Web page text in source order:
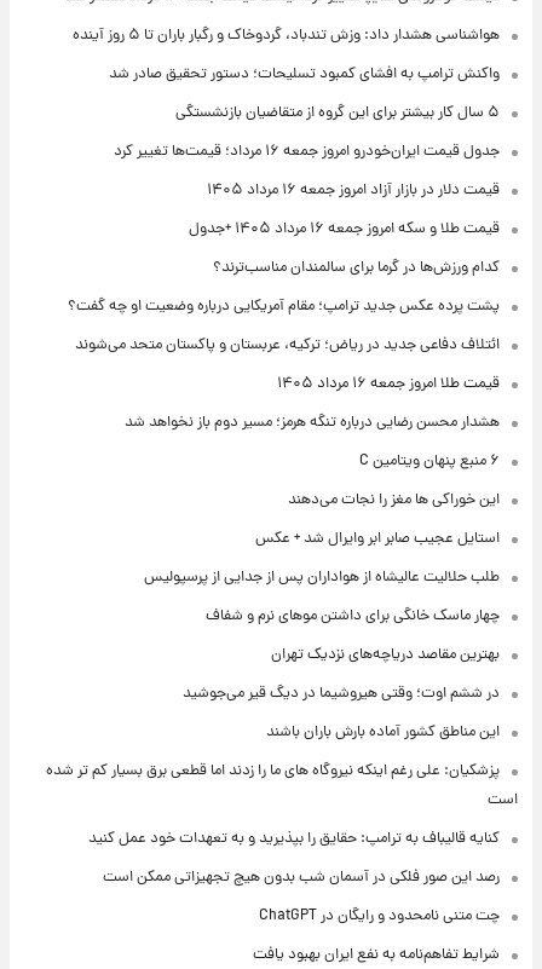
هواشناسی هشدار داد: وزش تندباد، گردوخاک و رگبار باران تا ۵ روز آینده
واکنش ترامپ به افشای کمبود تسلیحات؛ دستور تحقیق صادر شد
۵ سال کار بیشتر برای این گروه از متقاضیان بازنشستگی
جدول قیمت ایران‌خودرو امروز جمعه ۱۶ مرداد؛ قیمت‌ها تغییر کرد
قیمت دلار در بازار آزاد امروز جمعه ۱۶ مرداد ۱۴۰۵
قیمت طلا و سکه امروز جمعه ۱۶ مرداد ۱۴۰۵ +جدول
کدام ورزش‌ها در گرما برای سالمندان مناسب‌ترند؟
پشت پرده عکس جدید ترامپ؛ مقام آمریکایی درباره وضعیت او چه گفت؟
ائتلاف دفاعی جدید در ریاض؛ ترکیه، عربستان و پاکستان متحد می‌شوند
قیمت طلا امروز جمعه ۱۶ مرداد ۱۴۰۵
هشدار محسن رضایی درباره تنگه هرمز؛ مسیر دوم باز نخواهد شد
۶ منبع پنهان ویتامین C
این خوراکی ها مغز را نجات می‌دهند
استایل عجیب صابر ابر وایرال شد + عکس
طلب حلالیت عالیشاه از هواداران پس از جدایی از پرسپولیس
چهار ماسک خانگی برای داشتن موهای نرم و شفاف
بهترین مقاصد دریاچه‌های نزدیک تهران
در ششم اوت؛ وقتی هیروشیما در دیگ قیر می‌جوشید
این مناطق کشور آماده بارش باران باشند
پزشکیان: علی رغم اینکه نیروگاه های ما را زدند اما قطعی برق بسیار کم تر شده
است
کنایه قالیباف به ترامپ: حقایق را بپذیرید و به تعهدات خود عمل کنید
رصد این صور فلکی در آسمان شب بدون هیچ تجهیزاتی ممکن است
چت متنی نامحدود و رایگان در ChatGPT
شرایط تفاهم‌نامه به نفع ایران بهبود یافت